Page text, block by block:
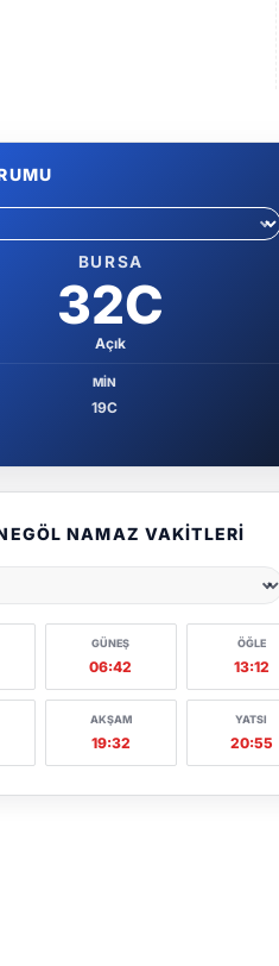
BURSA
32C
Açık
MIN
19C
NAMAZ VAKITLERI
GÜNEŞ
06:42
ÖĞLE
13:12
AKŞAM
19:32
YATSI
20:55